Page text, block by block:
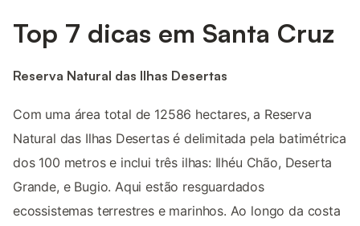
Top 7 dicas em Santa Cruz
Reserva Natural das Ilhas Desertas
Com uma área total de 12586 hectares, a Reserva
Natural das Ilhas Desertas é delimitada pela batimétrica
dos 100 metros e inclui três ilhas: Ilhéu Chão, Deserta
Grande, e Bugio. Aqui estão resguardados
ecossistemas terrestres e marinhos. Ao longo da costa